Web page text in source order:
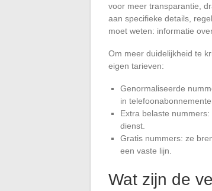
voor meer transparantie,
aan specifieke details,
moet weten: informatie
Om meer duidelijkheid te
eigen tarieven:
Genormaliseerde
in
Extra belaste
dienst.
Gratis nummers: ze
een vaste lijn.
Wat zijn de